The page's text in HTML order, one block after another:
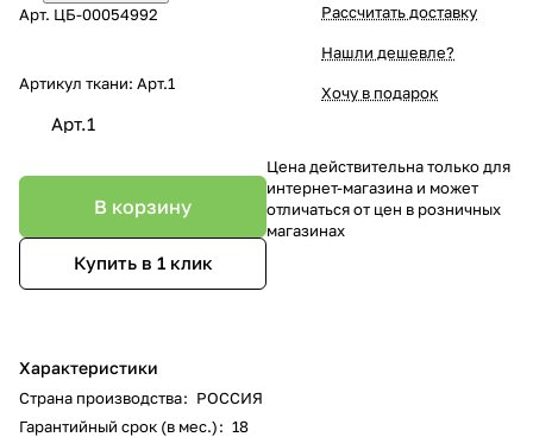
Арт. ЦБ-00054992
Артикул ткани: Арт.1
Арт.1
В корзину
Купить в 1 клик
Характеристики
Страна производства: РОССИЯ
Гарантийный срок (в мес.): 18
Рассчитать доставку
Нашли дешевле?
Хочу в подарок
Цена действительна только для
интернет-магазина и может
отличаться от цен в розничных
магазинах